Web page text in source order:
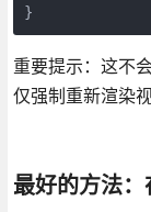
重要提示：这不
仅强制重新渲染视
最好的方法